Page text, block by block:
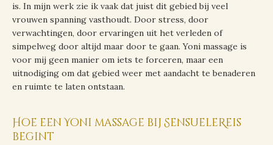
is. In mijn werk zie ik vaak dat juist dit gebied bij veel
vrouwen spanning vasthoudt. Door stress, door
verwachtingen, door ervaringen uit het verleden of
simpelweg door altijd maar door te gaan. Yoni massage is
voor mij geen manier om iets te forceren, maar een
uitnodiging om dat gebied weer met aandacht te benaderen
en ruimte te laten ontstaan.
Hoe een Yoni massage bij SensueleReis
begint